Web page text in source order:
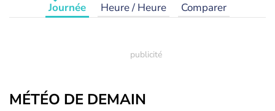
Journée Heure / Heure Comparer
MÉTÉO DE DEMAIN